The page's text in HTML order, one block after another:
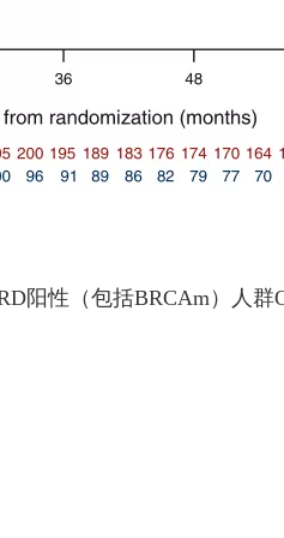
阳性（包括BRCAm）人群